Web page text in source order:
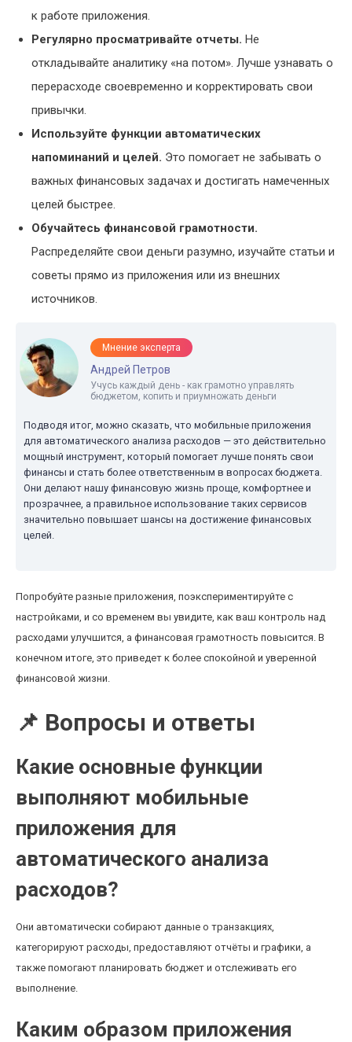
к работе приложения.
Регулярно просматривайте отчеты. Не
откладывайте аналитику «на потом». Лучше узнавать о
перерасходе своевременно и корректировать свои
привычки.
Используйте функции автоматических
напоминаний и целей. Это помогает не забывать о
важных финансовых задачах и достигать намеченных
целей быстрее.
Обучайтесь финансовой грамотности.
Распределяйте свои деньги разумно, изучайте статьи и
советы прямо из приложения или из внешних
источников.
Мнение эксперта
Андрей Петров
Учусь каждый день - как грамотно управлять
бюджетом, копить и приумножать деньги
Подводя итог, можно сказать, что мобильные приложения
для автоматического анализа расходов — это действительно
мощный инструмент, который помогает лучше понять свои
финансы и стать более ответственным в вопросах бюджета.
Они делают нашу финансовую жизнь проще, комфортнее и
прозрачнее, а правильное использование таких сервисов
значительно повышает шансы на достижение финансовых
целей.
Попробуйте разные приложения, поэкспериментируйте с
настройками, и со временем вы увидите, как ваш контроль над
расходами улучшится, а финансовая грамотность повысится. В
конечном итоге, это приведет к более спокойной и уверенной
финансовой жизни.
📌 Вопросы и ответы
Какие основные функции
выполняют мобильные
приложения для
автоматического анализа
расходов?
Они автоматически собирают данные о транзакциях,
категорируют расходы, предоставляют отчёты и графики, а
также помогают планировать бюджет и отслеживать его
выполнение.
Каким образом приложения